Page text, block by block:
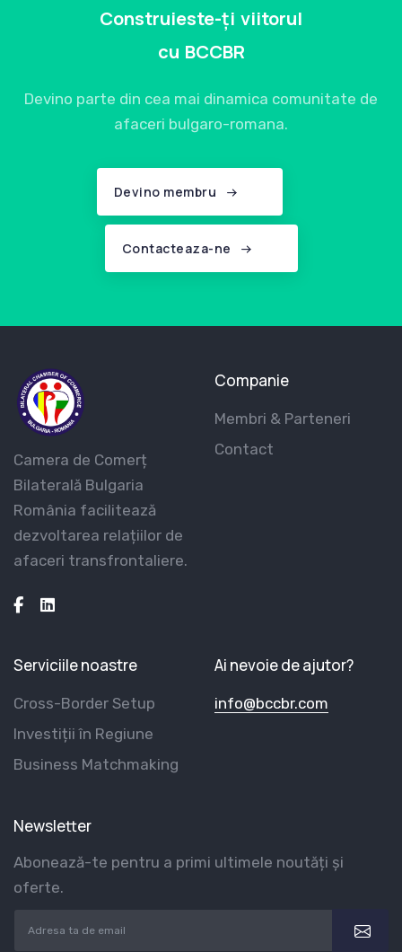
Construieste-ți viitorul
cu BCCBR
Devino parte din cea mai dinamica comunitate de
afaceri bulgaro-romana.
Devino membru
Contacteaza-ne
Camera de Comerț
Bilaterală Bulgaria
România facilitează
dezvoltarea relațiilor de
afaceri transfrontaliere.
Companie
Membri & Parteneri
Contact
Serviciile noastre
Cross-Border Setup
Investiții în Regiune
Business Matchmaking
Ai nevoie de ajutor?
info@bccbr.com
Newsletter
Abonează-te pentru a primi ultimele noutăți și
oferte.